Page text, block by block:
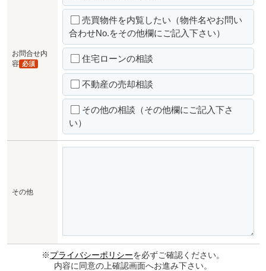
お問合せ内
容 必須
売買物件を内覧したい（物件名やお問い
合わせNo.をその他欄にご記入下さい）
住宅ローンの相談
不動産の売却相談
その他の相談（その他欄にご記入下さ
い）
その他
※プライバシーポリシーを必ずご確認ください。
内容に同意の上確認画面へお進み下さい。